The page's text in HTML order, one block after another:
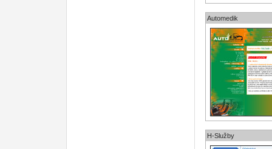
Automedik
H-Služby